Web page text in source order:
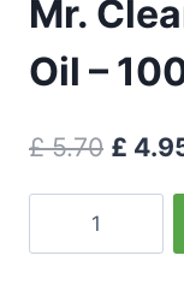
Mr.
Oil –
£5.70 El
precio
£